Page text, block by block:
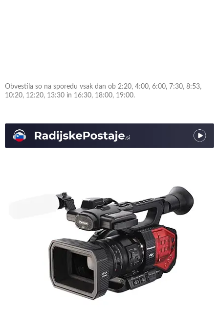
Obvestila so na sporedu vsak dan ob 2:20, 4:00, 6:00, 7:30, 8:53,
10:20, 12:20, 13:30 in 16:30, 18:00, 19:00.